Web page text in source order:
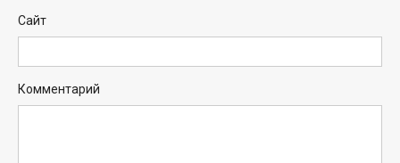
Сайт
Комментарий